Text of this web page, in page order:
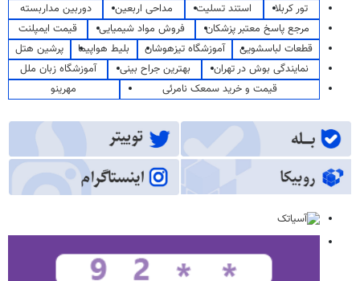
تور کربلا
استند تسلیت مداحی اربعین
دوربین مداربسته
مرجع پاسخ معتبر پزشکان
فروش مواد شیمیایی
قیمت ایمپلنت
قطعات لباسشویی
آموزشگاه تیزهوشان بلیط هواپیما
پرشین هتل
نمایندگی بوش در تهران
بهترین جراح بینی
آموزشگاه زبان ملل
قیمت و خرید سمعک نامرئی
مهرینو